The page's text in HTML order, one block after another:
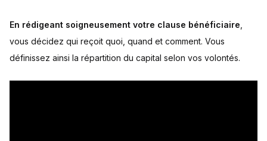
En rédigeant soigneusement votre clause bénéficiaire
vous décidez qui reçoit quoi, quand et comment. Vous
définissez ainsi la répartition du capital selon vos volontés.